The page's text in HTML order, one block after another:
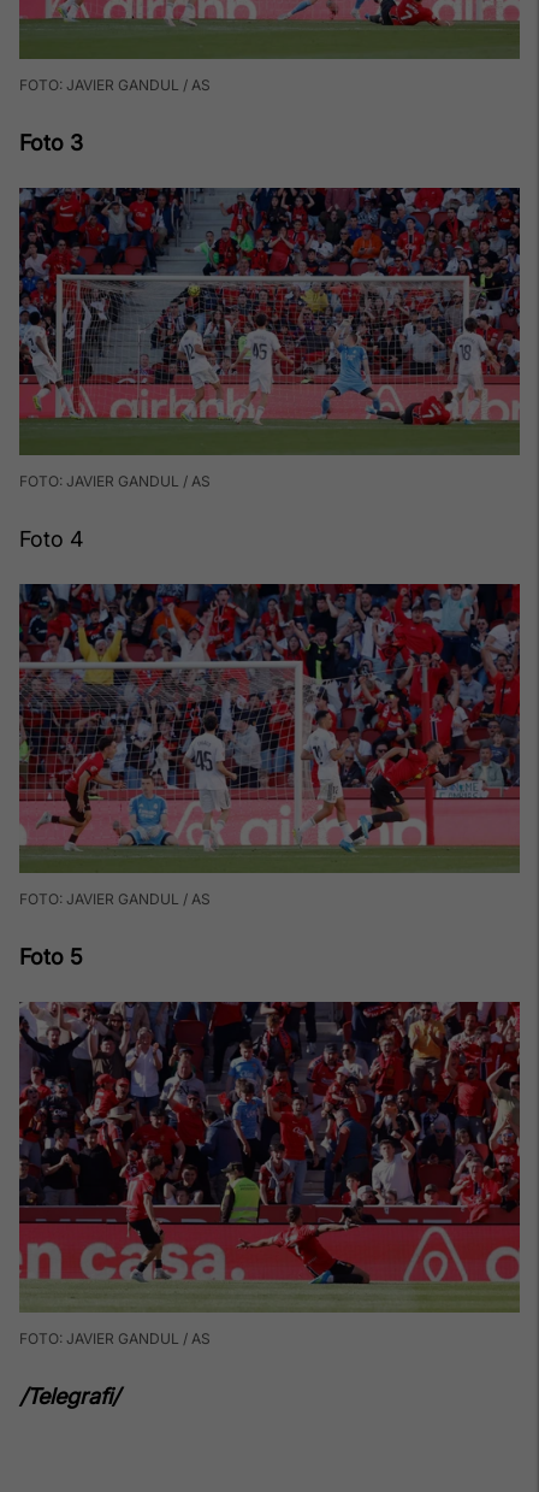
FOTO: JAVIER GANDUL / AS
Foto 3
FOTO: JAVIER GANDUL / AS
Foto 4
FOTO: JAVIER GANDUL / AS
Foto 5
FOTO: JAVIER GANDUL / AS
/Telegrafi/